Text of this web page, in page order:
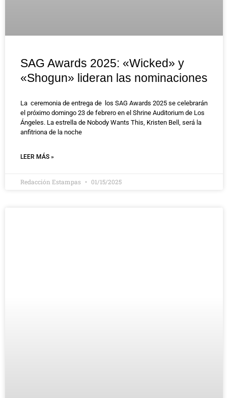
SAG Awards 2025: «Wicked» y
«Shogun» lideran las nominaciones
La ceremonia de entrega de los SAG Awards 2025 se celebrarán
el próximo domingo 23 de febrero en el Shrine Auditorium de Los
Ángeles. La estrella de Nobody Wants This, Kristen Bell, será la
anfitriona de la noche
LEER MÁS »
Redacción Estampas 01/15/2025